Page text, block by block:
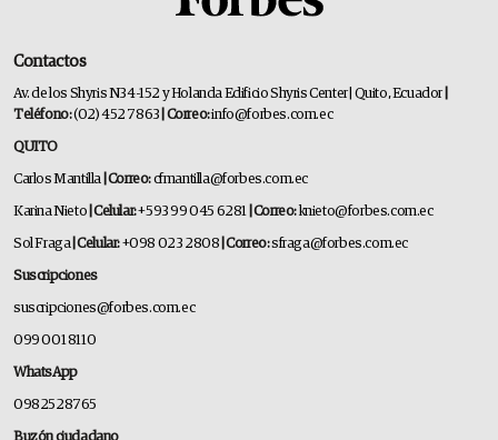
Contactos
Av. de los Shyris N34-152 y Holanda Edificio Shyris Center | Quito, Ecuador
Teléfono:(02) 452 7863 | Correo:info@forbes.com.ec
QUITO
Carlos Mantilla | Correo:cfmantilla@forbes.com.ec
Karina Nieto | Celular:+593 99 045 6281 | Correo:knieto@forbes.com.ec
Sol Fraga| Celular:+098 023 2808 | Correo:sfraga@forbes.com.ec
Suscripciones
suscripciones@forbes.com.ec
099 001 8110
WhatsApp
0982528765
Buzón ciudadano